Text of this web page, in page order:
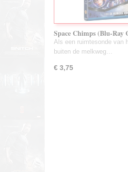
Space Chimps (Blu-Ray
Als een ruimtesonde van
buiten de melkweg…
€ 3,75